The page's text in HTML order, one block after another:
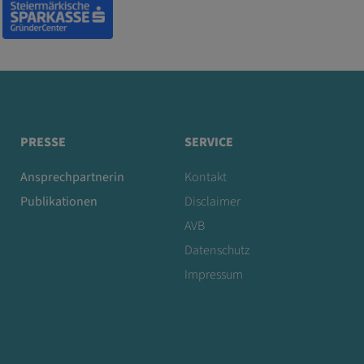
PRESSE
Ansprechpartnerin
Publikationen
SERVICE
Kontakt
Disclaimer
AVB
Datenschutz
Impressum